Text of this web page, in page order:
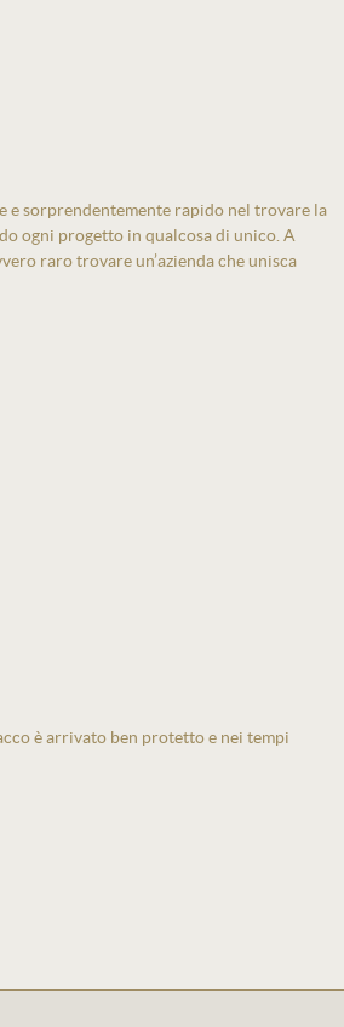
e sorprendentemente rapido nel trovare la
ogni progetto in qualcosa di unico. A
raro trovare un’azienda che unisca
è arrivato ben protetto e nei tempi